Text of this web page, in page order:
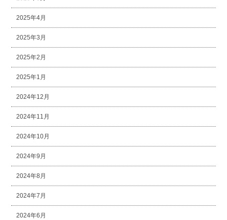
2025年4月
2025年3月
2025年2月
2025年1月
2024年12月
2024年11月
2024年10月
2024年9月
2024年8月
2024年7月
2024年6月